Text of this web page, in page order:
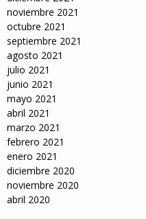
noviembre 2021
octubre 2021
septiembre 2021
agosto 2021
julio 2021
junio 2021
mayo 2021
abril 2021
marzo 2021
febrero 2021
enero 2021
diciembre 2020
noviembre 2020
abril 2020